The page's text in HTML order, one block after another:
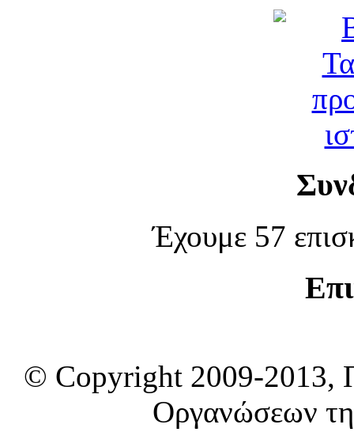
Έχουμε 57
© Copyright 2009-2013,
Οργανώσεων